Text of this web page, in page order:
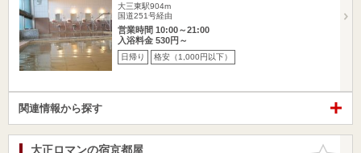
大三東駅904m
国道251号経由
営業時間 10:00～21:00
入浴料金 530円～
日帰り 格安（1,000円以下）
関連情報から探す
お気に入
大正ロマンの宿京都屋